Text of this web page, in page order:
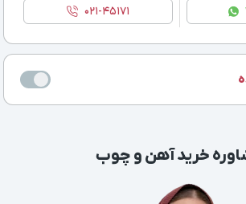
۰۲۱-۴۵۱۷۱
خرید آهن و چوب